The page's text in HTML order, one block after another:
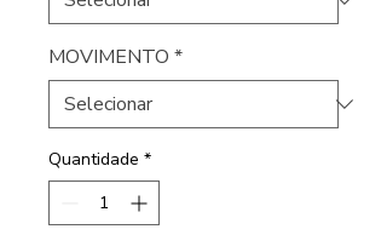
MOVIMENTO *
Quantidade *